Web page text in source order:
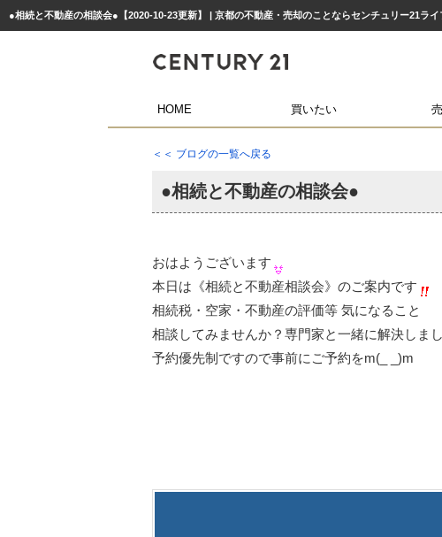
●相続と不動産の相談会●【2020-10-23更新】 | 京都の不動産・売却のことならセンチュリー21ライ
HOME 買いたい
＜＜ ブログの一覧へ戻る
●相続と不動産の相談会●
おはようございます
本日は《相続と不動産相談会》のご案内です
相続税・空家・不動産の評価等 気になること
相談してみませんか？専門家と一緒に解決しま
予約優先制ですので事前にご予約をm(_ _)m